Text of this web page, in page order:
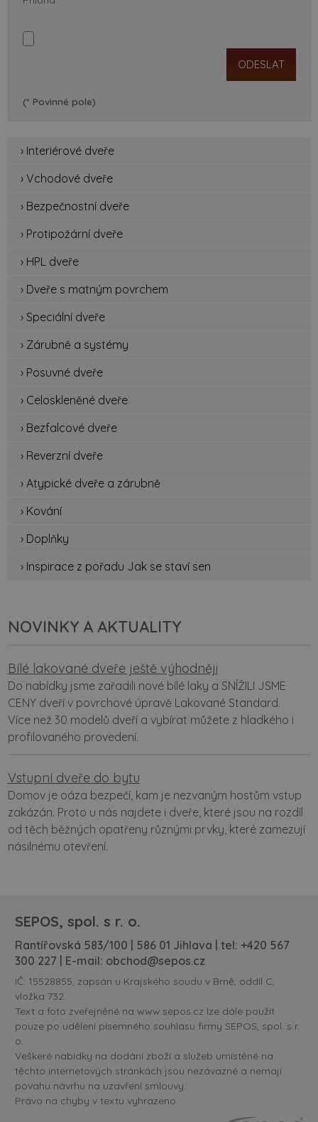
(* Povinné pole)
› Interiérové dveře
› Vchodové dveře
› Bezpečnostní dveře
› Protipožární dveře
› HPL dveře
› Dveře s matným povrchem
› Speciální dveře
› Zárubně a systémy
› Posuvné dveře
› Celoskleněné dveře
› Bezfalcové dveře
› Reverzní dveře
› Atypické dveře a zárubně
› Kování
› Doplňky
› Inspirace z pořadu Jak se staví sen
NOVINKY A AKTUALITY
Bílé lakované dveře ještě výhodněji
Do nabídky jsme zařadili nové bílé laky a SNÍŽILI JSME
CENY dveří v povrchové úpravě Lakované Standard.
Více než 30 modelů dveří a vybírat můžete z hladkého i
profilovaného provedení.
Vstupní dveře do bytu
Domov je oáza bezpečí, kam je nezvaným hostům vstup
zakázán. Proto u nás najdete i dveře, které jsou na rozdíl
od těch běžných opatřeny různými prvky, které zamezují
násilnému otevření.
SEPOS, spol. s r. o.
Rantířovská 583/100 | 586 01 Jihlava | tel: +420 567
300 227 | E-mail: obchod@sepos.cz
IČ: 15528855, zapsán u Krajského soudu v Brně, oddíl C,
vložka 732.
Text a foto zveřejněné na www.sepos.cz lze dále použít
pouze po udělení písemného souhlasu firmy SEPOS, spol. s r.
o.
Veškeré nabídky na dodání zboží a služeb umístěné na
těchto internetových stránkách jsou nezávazné a nemají
povahu návrhu na uzavření smlouvy.
Právo na chyby v textu vyhrazeno.